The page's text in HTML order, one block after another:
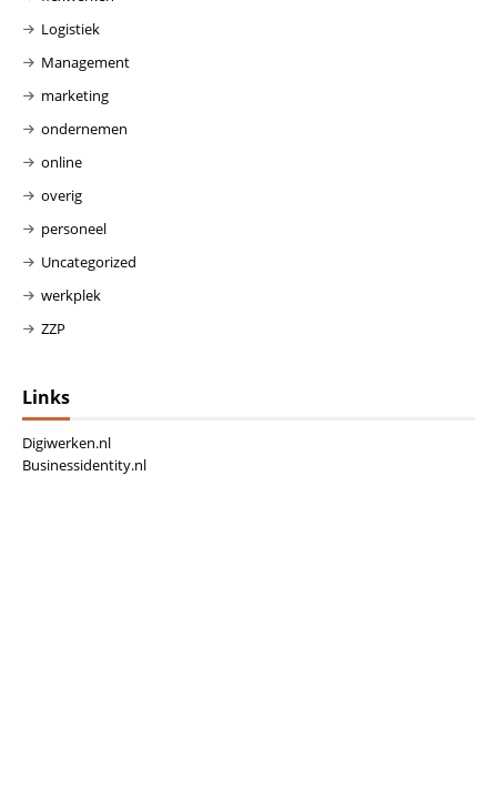
Logistiek
Management
marketing
ondernemen
online
overig
personeel
Uncategorized
werkplek
ZZP
Links
Digiwerken.nl
Businessidentity.nl